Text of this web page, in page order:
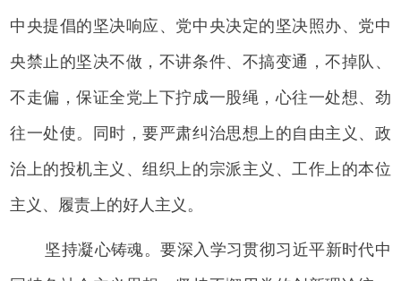
中央提倡的坚决响应、党中央决定的坚决照办、党中
央禁止的坚决不做，不讲条件、不搞变通，不掉队、
不走偏，保证全党上下拧成一股绳，心往一处想、劲
往一处使。同时，要严肃纠治思想上的自由主义、政
治上的投机主义、组织上的宗派主义、工作上的本位
主义、履责上的好人主义。
坚持凝心铸魂。要深入学习贯彻习近平新时代中